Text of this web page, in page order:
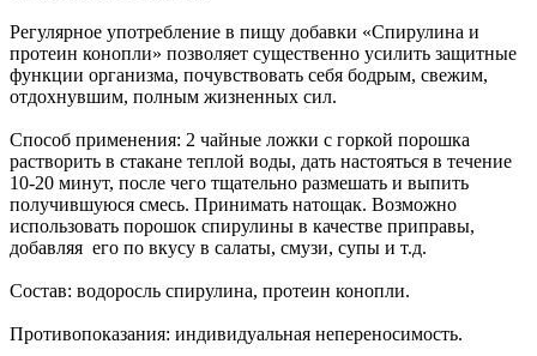
Регулярное употребление в пищу добавки «Спирулина и
протеин конопли» позволяет существенно усилить защитные
функции организма, почувствовать себя бодрым, свежим,
отдохнувшим, полным жизненных сил.
Способ применения: 2 чайные ложки с горкой порошка
растворить в стакане теплой воды, дать настояться в течение
10-20 минут, после чего тщательно размешать и выпить
получившуюся смесь. Принимать натощак. Возможно
использовать порошок спирулины в качестве приправы,
добавляя его по вкусу в салаты, смузи, супы и т.д.
Состав: водоросль спирулина, протеин конопли.
Противопоказания: индивидуальная непереносимость.